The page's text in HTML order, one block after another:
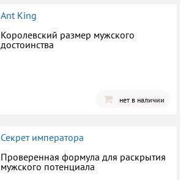
Ant King
Королевский размер мужского
достоинства
нет в наличии
Секрет императора
Проверенная формула для раскрытия
мужского потенциала